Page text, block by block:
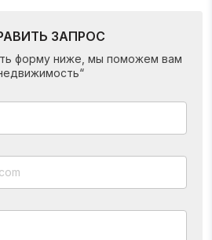
ЗАПРОС
форму ниже, мы поможем вам